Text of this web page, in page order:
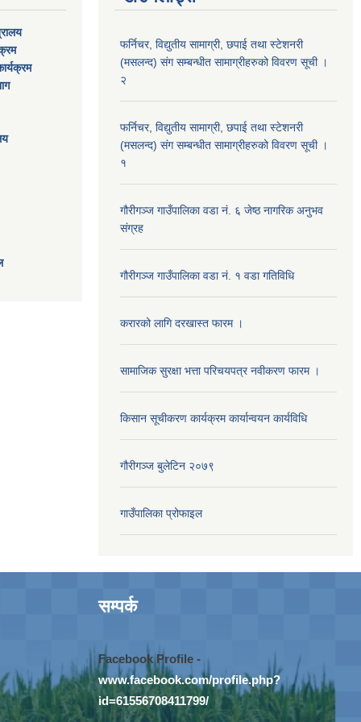
फर्निचर, विद्युतीय सामाग्री, छपाई तथा स्टेशनरी
(मसलन्द) संग सम्बन्धीत सामाग्रीहरुको विवरण सूची ।
२
फर्निचर, विद्युतीय सामाग्री, छपाई तथा स्टेशनरी
(मसलन्द) संग सम्बन्धीत सामाग्रीहरुको विवरण सूची ।
१
गौरीगञ्‍ज गाउँपालिका वडा नं. ६ जेष्ठ नागरिक अनुभव
संग्रह
गौरीगञ्‍ज गाउँपालिका वडा नं. १ वडा गतिविधि
करारको लागि दरखास्त फारम ।
सामाजिक सुरक्षा भत्ता परिचयपत्र नवीकरण फारम ।
किसान सूचीकरण कार्यक्रम कार्यान्वयन कार्यविधि
गौरीगञ्‍ज बुलेटिन २०७९
गाउँपालिका प्रोफाइल
सम्पर्क
Facebook Profile -
www.facebook.com/profile.php?
id=61556708411799/